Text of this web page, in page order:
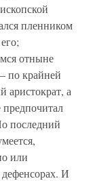
пленником
отныне
по крайней
аристократ, а
последний
или
И